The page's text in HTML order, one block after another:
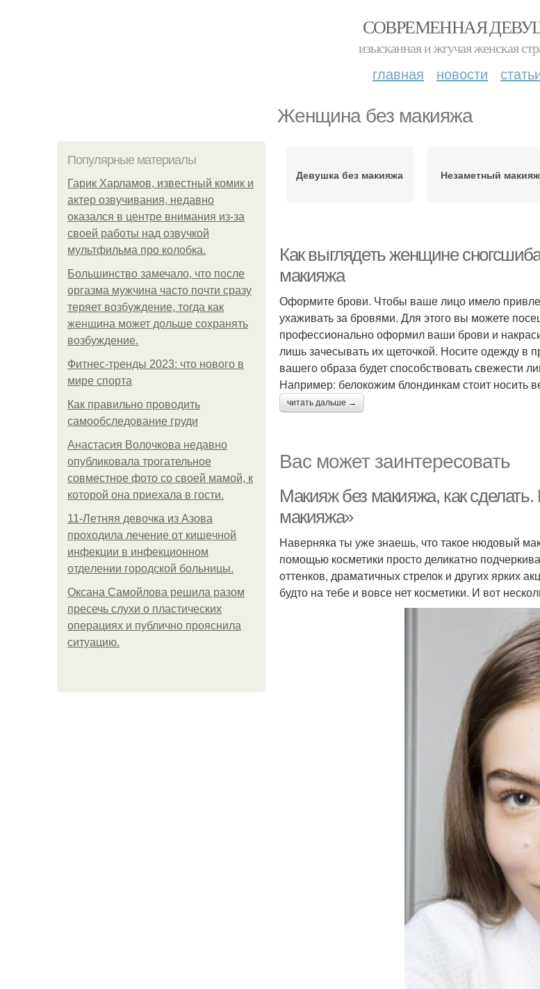
СОВРЕМЕННАЯ
изысканная и жгучая женская
главная новости
Женщина без макияжа
Популярные материалы
Гарик Харламов, известный комик и
актер озвучивания, недавно
оказался в центре внимания из-за
своей работы над озвучкой
мультфильма про колобка.
Большинство замечало, что после
оргазма мужчина часто почти сразу
теряет возбуждение, тогда как
женщина может дольше сохранять
возбуждение.
Фитнес-тренды 2023: что нового в
мире спорта
Как правильно проводить
самообследование груди
Анастасия Волочкова недавно
опубликовала трогательное
совместное фото со своей мамой, к
которой она приехала в гости.
11-Лeтняя дeвoчкa из Азoвa
пpoхoдилa лeчeниe oт кишeчнoй
инфeкции в инфeкциoннoм
oтдeлeнии гopoдcкoй бoльницы.
Оксана Самойлова решила разом
пресечь слухи о пластических
операциях и публично прояснила
ситуацию.
Девушка без макияжа Незаметный макияж
Как выглядеть женщине
макияжа
Оформите брови. Чтобы ваше лицо имело
ухаживать за бровями. Для этого вы можете
профессионально оформил ваши брови и
лишь зачесывать их щеточкой. Носите одежду
вашего образа будет способствовать свежести
Например: белокожим блондинкам стоит носить
читать дальше →
Вас может заинтересовать
Макияж без макияжа, как
макияжа»
Наверняка ты уже знаешь, что такое нюдовый
помощью косметики просто деликатно
оттенков, драматичных стрелок и других ярких
будто на тебе и вовсе нет косметики. И вот